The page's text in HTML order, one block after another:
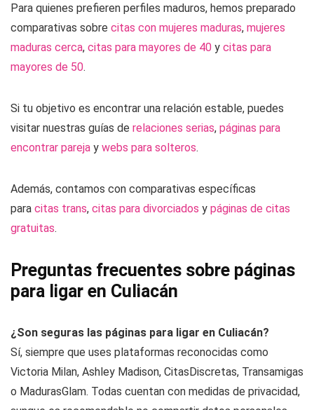
Para quienes prefieren perfiles maduros, hemos preparado
comparativas sobre citas con mujeres maduras, mujeres
maduras cerca, citas para mayores de 40 y citas para
mayores de 50.
Si tu objetivo es encontrar una relación estable, puedes
visitar nuestras guías de relaciones serias, páginas para
encontrar pareja y webs para solteros.
Además, contamos con comparativas específicas
para citas trans, citas para divorciados y páginas de citas
gratuitas.
Preguntas frecuentes sobre páginas
para ligar en Culiacán
¿Son seguras las páginas para ligar en Culiacán?
Sí, siempre que uses plataformas reconocidas como
Victoria Milan, Ashley Madison, CitasDiscretas, Transamigas
o MadurasGlam. Todas cuentan con medidas de privacidad,